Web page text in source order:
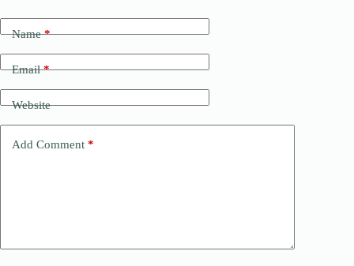
Name*
Email*
Website
Add Comment *